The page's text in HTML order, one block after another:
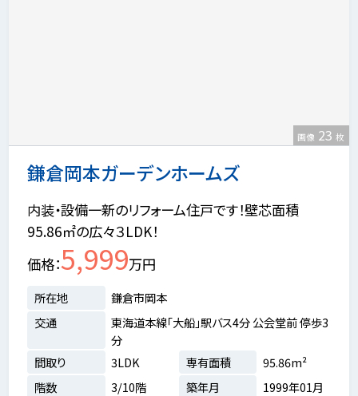
鎌倉岡本ガーデンホームズ
画像 23 枚
内装・設備一新のリフォーム住戸です！壁芯面積
95.86㎡の広々３LDK！
価格 5,999万円
所在地
鎌倉市岡本
交通
東海道本線「大船」駅バス4分 公会堂前 停歩3
分
間取り
3LDK 専有面積
95.86m²
階数
3/10階 築年月 1999年01月